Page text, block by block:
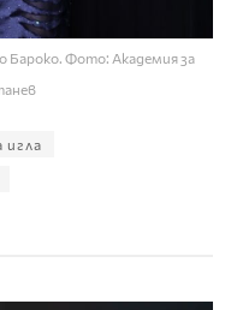
Фото: Академия за
игла